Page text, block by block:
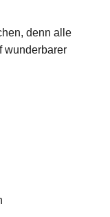
denn alle
wunderbarer